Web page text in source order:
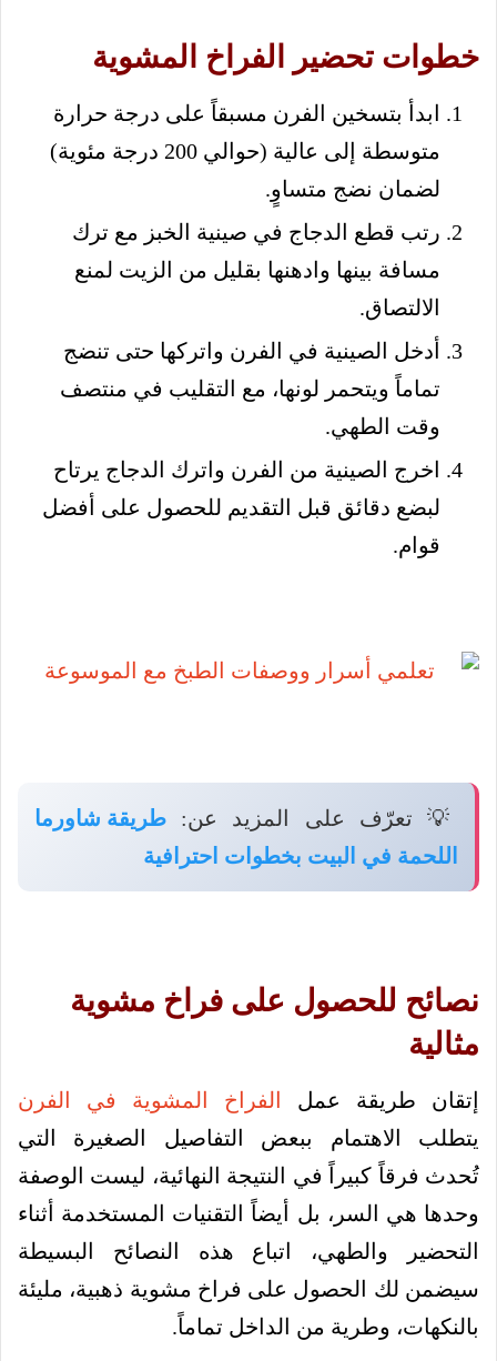
خطوات تحضير الفراخ المشوية
ابدأ بتسخين الفرن مسبقاً على درجة حرارة
متوسطة إلى عالية (حوالي 200 درجة مئوية)
لضمان نضج متساوٍ.
رتب قطع الدجاج في صينية الخبز مع ترك
مسافة بينها وادهنها بقليل من الزيت لمنع
الالتصاق.
أدخل الصينية في الفرن واتركها حتى تنضج
تماماً ويتحمر لونها، مع التقليب في منتصف
وقت الطهي.
اخرج الصينية من الفرن واترك الدجاج يرتاح
لبضع دقائق قبل التقديم للحصول على أفضل
قوام.
💡 تعرّف على المزيد عن: طريقة شاورما
اللحمة في البيت بخطوات احترافية
نصائح للحصول على فراخ مشوية
مثالية
إتقان طريقة عمل
الفراخ المشوية في الفرن
يتطلب الاهتمام ببعض التفاصيل الصغيرة التي
تُحدث فرقاً كبيراً في النتيجة النهائية، ليست الوصفة
وحدها هي السر، بل أيضاً التقنيات المستخدمة أثناء
التحضير والطهي، اتباع هذه النصائح البسيطة
سيضمن لك الحصول على فراخ مشوية ذهبية، مليئة
بالنكهات، وطرية من الداخل تماماً.